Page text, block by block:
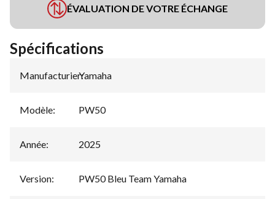
ÉVALUATION DE VOTRE ÉCHANGE
Spécifications
Manufacturier:
Yamaha
Modèle: PW50
Année: 2025
Version: PW50 Bleu Team Yamaha